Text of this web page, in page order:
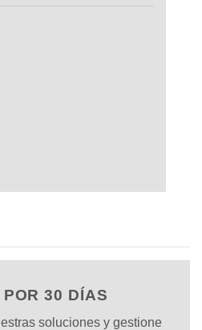
30 DÍAS
soluciones y gestione